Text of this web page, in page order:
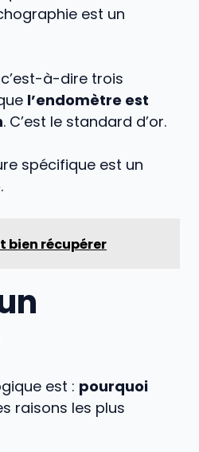
est un
à-dire trois
l’endomètre est
. C’est le standard d’or.
spécifique est un
.
bien récupérer
est : pourquoi
raisons les plus